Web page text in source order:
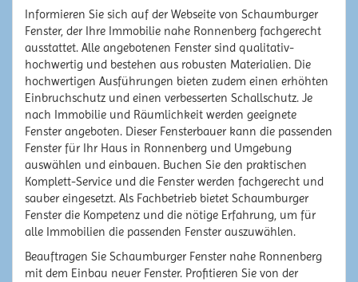
Informieren Sie sich auf der Webseite von Schaumburger
Fenster, der Ihre Immobilie nahe Ronnenberg fachgerecht
ausstattet. Alle angebotenen Fenster sind qualitativ-
hochwertig und bestehen aus robusten Materialien. Die
hochwertigen Ausführungen bieten zudem einen erhöhten
Einbruchschutz und einen verbesserten Schallschutz. Je
nach Immobilie und Räumlichkeit werden geeignete
Fenster angeboten. Dieser Fensterbauer kann die passenden
Fenster für Ihr Haus in Ronnenberg und Umgebung
auswählen und einbauen. Buchen Sie den praktischen
Komplett-Service und die Fenster werden fachgerecht und
sauber eingesetzt. Als Fachbetrieb bietet Schaumburger
Fenster die Kompetenz und die nötige Erfahrung, um für
alle Immobilien die passenden Fenster auszuwählen.
Beauftragen Sie Schaumburger Fenster nahe Ronnenberg
mit dem Einbau neuer Fenster. Profitieren Sie von der